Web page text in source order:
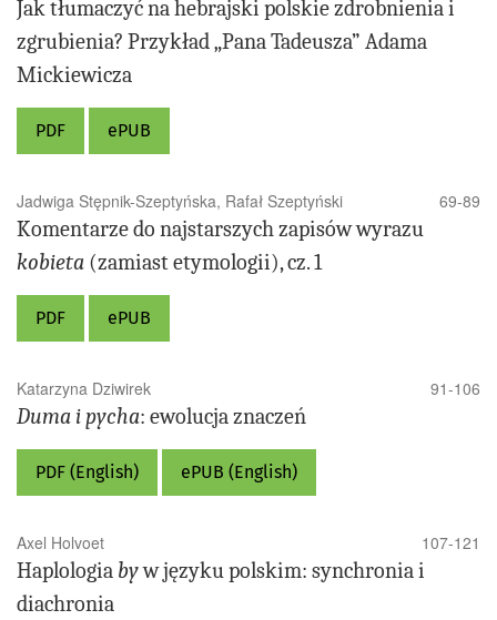
Jak tłumaczyć na hebrajski polskie zdrobnienia i
zgrubienia? Przykład „Pana Tadeusza” Adama
Mickiewicza
PDF ePUB
Jadwiga Stępnik-Szeptyńska, Rafał Szeptyński 69-89
Komentarze do najstarszych zapisów wyrazu
kobieta (zamiast etymologii), cz. 1
PDF ePUB
Katarzyna Dziwirek 91-106
Duma i pycha: ewolucja znaczeń
PDF (English) ePUB (English)
Axel Holvoet 107-121
Haplologia byw języku polskim: synchronia i
diachronia